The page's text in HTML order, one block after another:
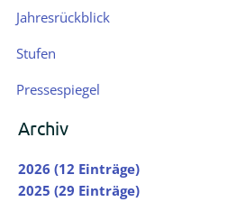
Jahresrückblick
Stufen
Pressespiegel
Archiv
2026 (12 Einträge)
2025 (29 Einträge)